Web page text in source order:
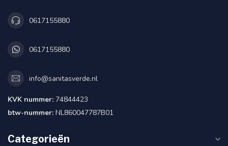
0617155880
0617155880
info@sanitasverde.nl
KVK nummer: 74844423
btw-nummer: NL860047787B01
Categorieën